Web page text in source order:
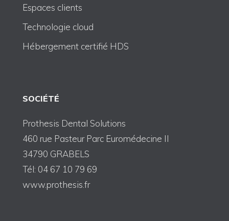
Espaces clients
Technologie cloud
Hébergement certifié HDS
SOCIÉTÉ
Prothesis Dental Solutions
460 rue Pasteur Parc Euromédecine II
34790 GRABELS
Tél: 04 67 10 79 69
www.prothesis.fr